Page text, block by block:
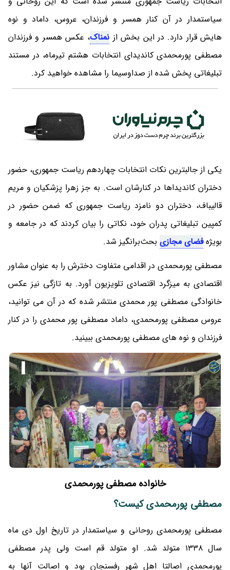
سیاستمدار در آن کنار همسر و فرزندان، عروس، داماد و نوه
هایش قرار دارد. در این بخش از نمناک، عکس همسر و فرزندان
مصطفی پورمحمدی کاندیدای انتخابات هشتم تیرماه، در مستند
تبلیغاتی پخش شده از صداوسیما را مشاهده خواهید کرد.
یکی از جالبترین نکات انتخابات چهاردهم ریاست جمهوری، حضور
دختران کاندیداها در کنارشان است. به جز زهرا پزشکیان و مریم
قالیباف، دختران دو نامزد ریاست جمهوری که ضمن حضور در
کمپین تبلیغاتی پدران خود، نکاتی را بیان کردند که در جامعه و
بویژهفضای مجازی بحث‌برانگیز شد.
مصطفی پورمحمدی در اقدامی متفاوت دخترش را به عنوان مشاور
اقتصادی به میزگرد اقتصادی تلویزیون آورد. به تازگی نیز عکس
خانوادگی مصطفی پور محمدی منتشر شده که در آن می توانید،
عروس مصطفی پورمحمدی، داماد مصطفی پور محمدی را در کنار
فرزندان و نوه های مصطفی پورمحمدی ببینید.
خانواده مصطفی پورمحمدی
مصطفی پورمحمدی کیست؟
مصطفی پورمحمدی روحانی و سیاستمدار در تاریخ اول دی ماه
سال 1338 متولد شد. او متولد قم است ولی پدر مصطفی
پورمحمدی اصالتا اهل شهر رفسنجان بود و اصالت آنها به